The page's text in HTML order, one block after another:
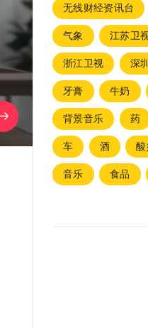
无线财经资讯台
气象
江苏卫
浙江卫视
深
牙膏
牛奶
背景音乐
药
车
酒
音乐
食品